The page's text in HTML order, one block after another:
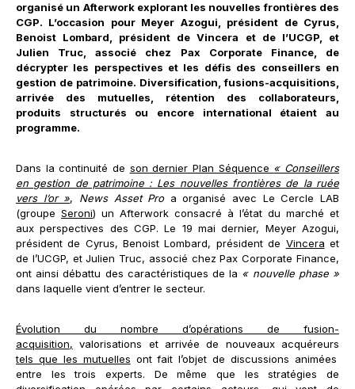
organisé un Afterwork explorant les nouvelles frontières des
CGP. L’occasion pour Meyer Azogui, président de Cyrus,
Benoist Lombard, président de Vincera et de l’UCGP, et
Julien Truc, associé chez Pax Corporate Finance, de
décrypter les perspectives et les défis des conseillers en
gestion de patrimoine. Diversification, fusions-acquisitions,
arrivée des mutuelles, rétention des collaborateurs,
produits structurés ou encore international étaient au
programme.
Dans la continuité de son dernier Plan Séquence « Conseillers
en gestion de patrimoine : Les nouvelles frontières de la ruée
vers l’or », News Asset Proa organisé avec Le Cercle LAB
(groupe Seroni) un Afterwork consacré à l’état du marché et
aux perspectives des CGP. Le 19 mai dernier, Meyer Azogui,
président de Cyrus, Benoist Lombard, président de Vincera et
de l’UCGP, et Julien Truc, associé chez Pax Corporate Finance,
ont ainsi débattu des caractéristiques de la « nouvelle phase »
dans laquelle vient d’entrer le secteur.
Évolution du nombre d’opérations de fusion-
acquisition, valorisations et arrivée de nouveaux acquéreurs
tels que les mutuelles ont fait l’objet de discussions animées
entre les trois experts. De même que les stratégies de